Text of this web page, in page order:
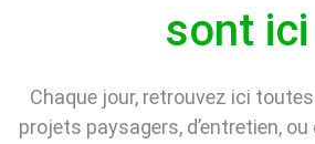
sont ici
Chaque jour, retrouvez ici
projets paysagers, d’entretien,